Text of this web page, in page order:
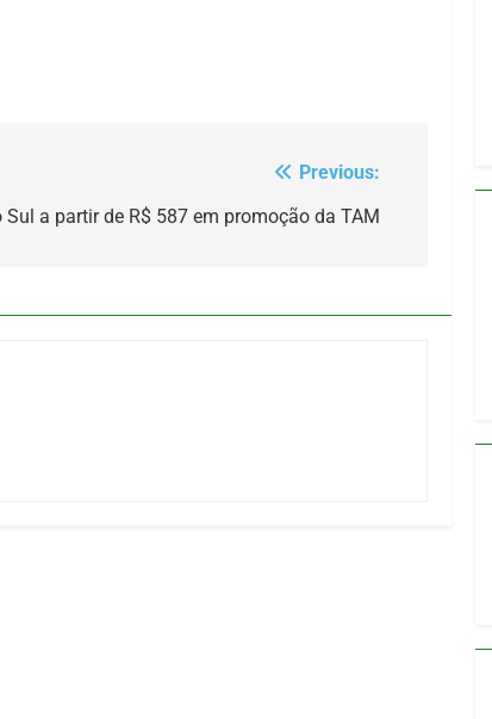
Previous:
a partir de R$ 587 em promoção da TAM